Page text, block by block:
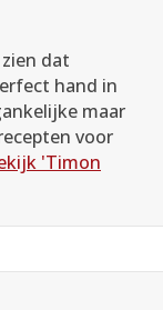
dat
hand in
maar
voor
'Timon